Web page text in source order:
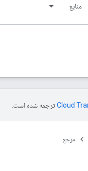
منابع
ترجمه شده است.
مرجع